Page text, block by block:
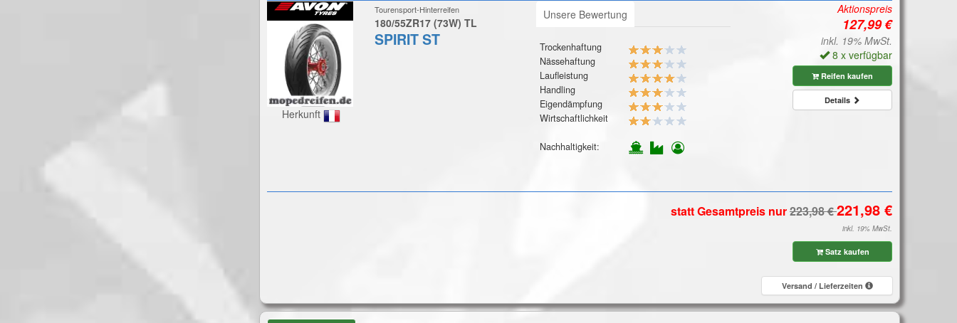
Herkunft
Tourensport-Hinterreifen
180/55ZR17 (73W) TL
SPIRIT ST
Unsere Bewertung
Trockenhaftung
Nässehaftung
Laufleistung
Handling
Eigendämpfung
Wirtschaftlichkeit
Nachhaltigkeit:
Aktionspreis
inkl. 19% MwSt.
8 x verfügbar
Reifen kaufen
Details
statt Gesamtpreis nur
inkl. 19% MwSt.
Satz kaufen
Versand / Lieferzeiten